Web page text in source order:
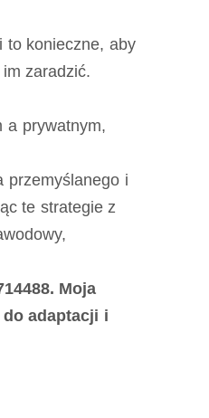
to konieczne, aby
zaradzić.
a prywatnym,
przemyślanego i
te strategie z
Moja
adaptacji i